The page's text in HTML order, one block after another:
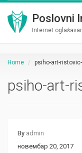
Poslovni
Internet
Home psiho-art-
psiho-art-
By admin
новембар 20, 2017